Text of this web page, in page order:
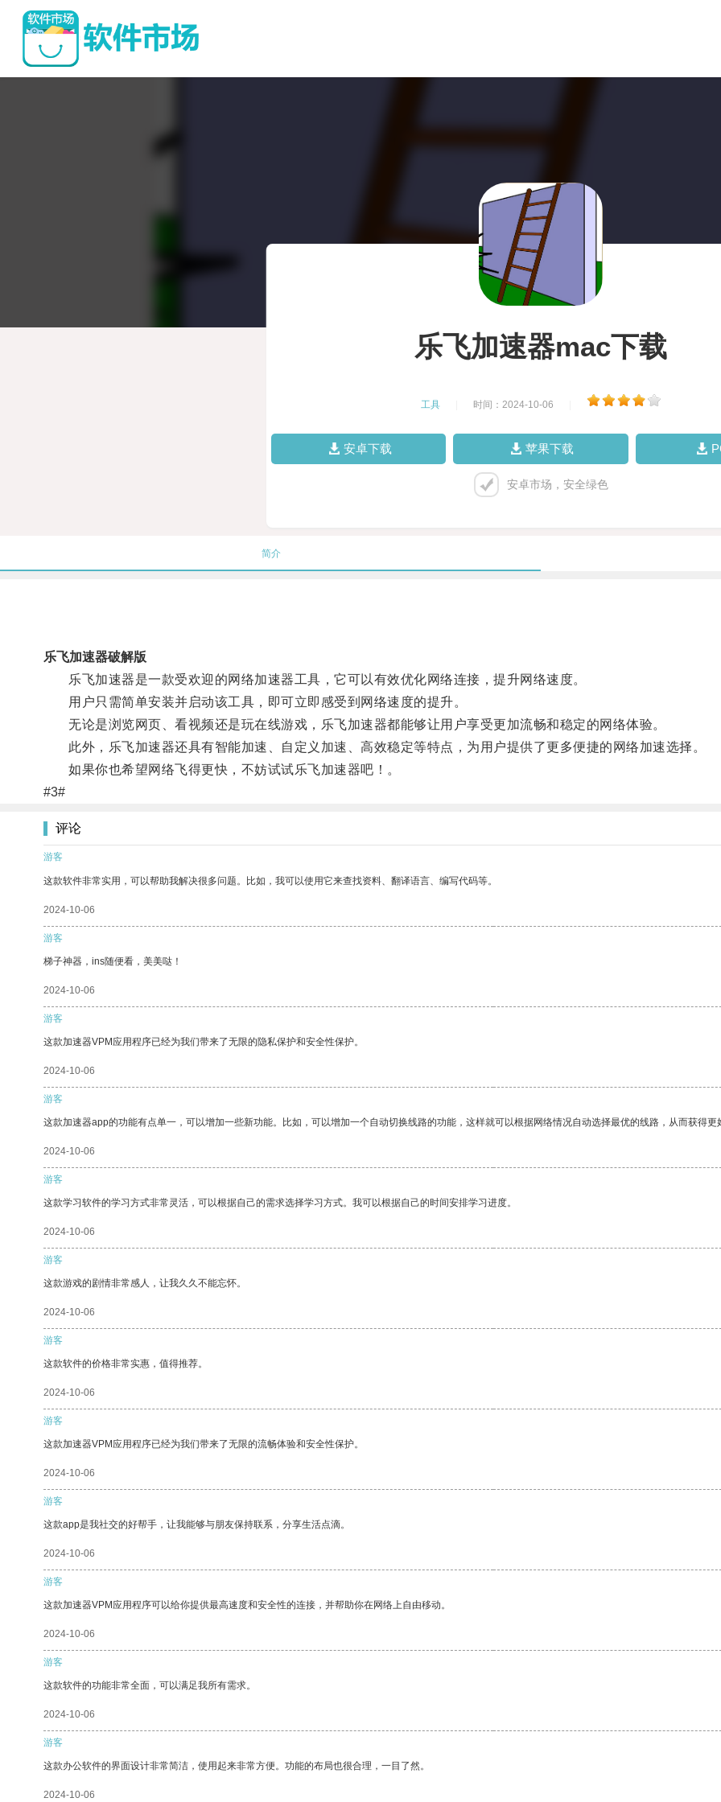
乐飞加速器mac下载
工具 时间：2024-10-06
安卓下载 苹果下载
安卓市场，安全绿色
简介
乐飞加速器破解版
乐飞加速器是一款受欢迎的网络加速器工具，它可以有效优化网络连接，提升网络速度。
用户只需简单安装并启动该工具，即可立即感受到网络速度的提升。
无论是浏览网页、看视频还是玩在线游戏，乐飞加速器都能够让用户享受更加流畅和稳定的网络体验。
此外，乐飞加速器还具有智能加速、自定义加速、高效稳定等特点，为用户提供了更多便捷的网络加速选择。
如果你也希望网络飞得更快，不妨试试乐飞加速器吧！。
#3#
评论
游客
这款软件非常实用，可以帮助我解决很多问题。比如，我可以使用它来查找资料、翻译语言、编写代码等。
2024-10-06
游客
梯子神器，ins随便看，美美哒！
2024-10-06
游客
这款加速器VPM应用程序已经为我们带来了无限的隐私保护和安全性保护。
2024-10-06
游客
这款加速器app的功能有点单一，可以增加一些新功能。比如，可以增加一个自动切换线路的功能，这样就可以根据网络情况自动选择最优的线路，从而获得更
2024-10-06
游客
这款学习软件的学习方式非常灵活，可以根据自己的需求选择学习方式。我可以根据自己的时间安排学习进度。
2024-10-06
游客
这款游戏的剧情非常感人，让我久久不能忘怀。
2024-10-06
游客
这款软件的价格非常实惠，值得推荐。
2024-10-06
游客
这款加速器VPM应用程序已经为我们带来了无限的流畅体验和安全性保护。
2024-10-06
游客
这款app是我社交的好帮手，让我能够与朋友保持联系，分享生活点滴。
2024-10-06
游客
这款加速器VPM应用程序可以给你提供最高速度和安全性的连接，并帮助你在网络上自由移动。
2024-10-06
游客
这款软件的功能非常全面，可以满足我所有需求。
2024-10-06
游客
这款办公软件的界面设计非常简洁，使用起来非常方便。功能的布局也很合理，一目了然。
2024-10-06